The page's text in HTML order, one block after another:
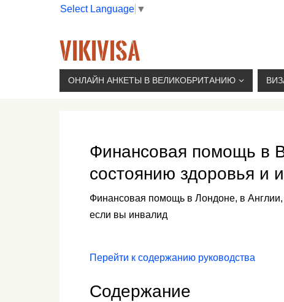
Select Language ▼
VIKIVISA
Г. МОСКВА, 2-Й СЫРОМЯТНИЧЕСКИЙ ПЕР., 11, М.
ОНЛАЙН АНКЕТЫ В ВЕЛИКОБРИТАНИЮ
Финансовая помощь в
состоянию здоровья и
Финансовая помощь в Лондоне, в
если вы инвалид
Перейти к содержанию руководства
Содержание